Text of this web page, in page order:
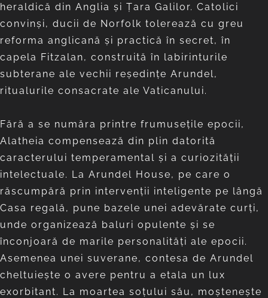
heraldică din Anglia și Țara Galilor. Catolici
convinși, ducii de Norfolk tolerează cu greu
reforma anglicană și practică în secret, în
capela Fitzalan, construită în labirinturile
subterane ale vechii reședințe Arundel,
ritualurile consacrate ale Vaticanului.
Fără a se număra printre frumusețile epocii,
Alatheia compensează din plin datorită
caracterului temperamental și a curiozității
intelectuale. La Arundel House, pe care o
răscumpără prin intervenții inteligente pe lângă
Casa regală, pune bazele unei adevărate curți,
unde organizează baluri opulente și se
înconjoară de marile personalități ale epocii.
Asemenea unei suverane, contesa de Arundel
cheltuiește o avere pentru a etala un lux
exorbitant. La moartea soțului său, moștenește